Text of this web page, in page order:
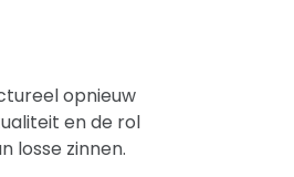
opnieuw
en de rol
losse zinnen.